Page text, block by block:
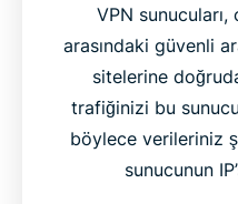
VPN sunucuları,
arasındaki güvenli
sitelerine
trafiğinizi bu
böylece verileriniz
sunucunun